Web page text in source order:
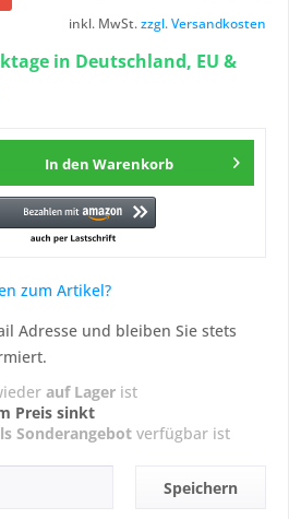
inkl. MwSt.zzgl. Versandkosten
in Deutschland, EU &
In den Warenkorb
zum Artikel?
Adresse und bleiben Sie stets
auf Lager ist
Preis sinkt
Sonderangebot verfügbar ist
Speichern